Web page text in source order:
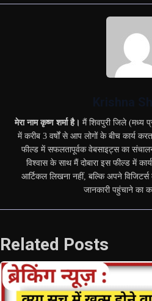
मेरा नाम कृष्ण शर्मा है। मैं शिवपुरी जिले (मध्य
में करीब 3 वर्षों से आप लोगों के बीच कार्य
फील्ड में सफलतापूर्वक वेबसाइट्स का
विश्वास के साथ मैं दोबारा इस फील्ड में
आर्टिकल लिखना नहीं, बल्कि अपने
जानकारी पहुंचाने का
Related Posts